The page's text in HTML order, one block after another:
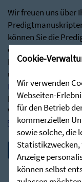
Wir freuen uns über
können Sie die
erhalten.
Besuchen Sie
unseren Shop:
Predigten - Die
Bei Rückfragen
Verfügung:
post@stunde-
Cookie-
Wir verwenden
Webseiten-
für den Betrieb
kommerziellen
sowie solche, die
Anzeige
können selbst